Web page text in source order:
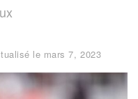
le mars 7, 2023